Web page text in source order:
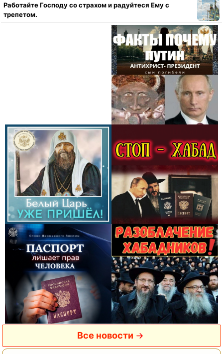
Работайте Господу со страхом и радуйтеся Ему с
трепетом.
Все новости